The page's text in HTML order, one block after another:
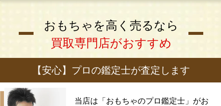
おもちゃを高く売るなら
買取専門店がおすすめ
【安心】プロの鑑定士が査定します
当店は「おもちゃのプロ鑑定士」がお